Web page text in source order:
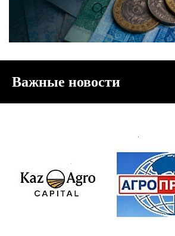
Важные новости